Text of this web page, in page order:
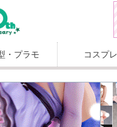
・プラモ コスプレ